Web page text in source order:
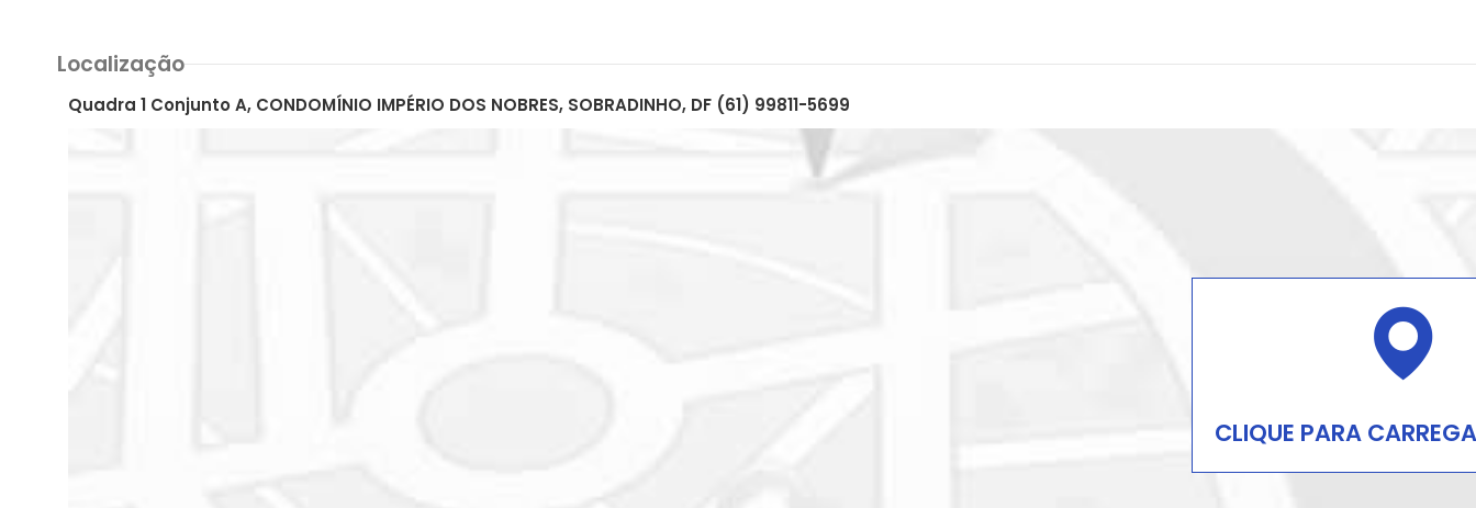
Localização
Quadra 1 Conjunto A, CONDOMÍNIO IMPÉRIO DOS NOBRES, SOBRADINHO, DF (61) 99811-5699
CLIQUE PARA